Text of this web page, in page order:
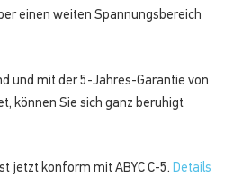
einen weiten Spannungsbereich
und mit der 5-Jahres-Garantie von
können Sie sich ganz beruhigt
jetzt konform mit ABYC C-5. Details